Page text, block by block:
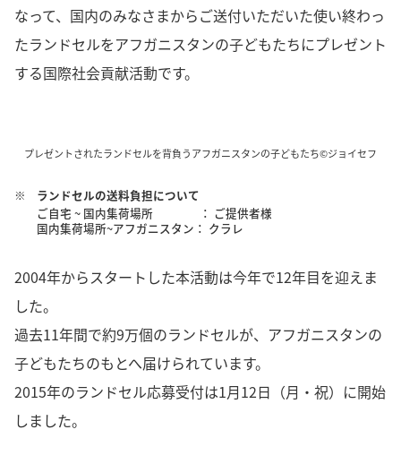
なって、国内のみなさまからご送付いただいた使い終わっ
たランドセルをアフガニスタンの子どもたちにプレゼント
する国際社会貢献活動です。
プレゼントされたランドセルを背負うアフガニスタンの子どもたち©ジョイセフ
※
ランドセルの送料負担について
ご自宅 ~ 国内集荷場所 ： ご提供者様
国内集荷場所~アフガニスタン： クラレ
2004年からスタートした本活動は今年で12年目を迎えま
した。
過去11年間で約9万個のランドセルが、アフガニスタンの
子どもたちのもとへ届けられています。
2015年のランドセル応募受付は1月12日（月・祝）に開始
しました。